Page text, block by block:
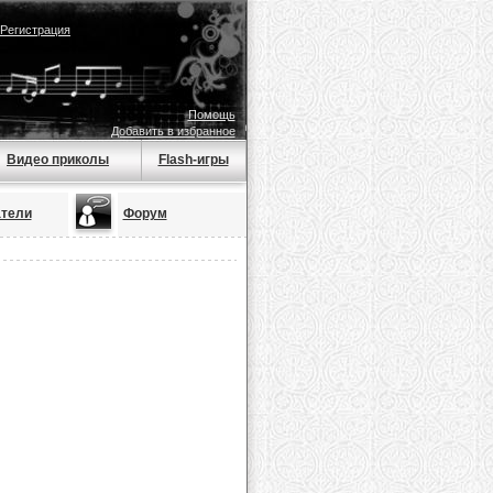
Регистрация
Помощь
Добавить в избранное
Видео приколы Flash-игры
Форум